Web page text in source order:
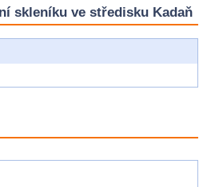
skleníku ve středisku Kadaň